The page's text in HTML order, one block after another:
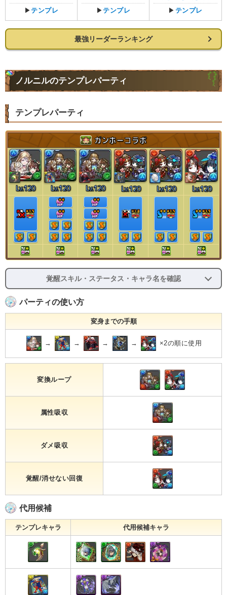
▶テンプレ
▶テンプレ
▶ テンプレ
最強リーダーランキング
ノルニルのテンプレパーティ
テンプレパーティ
ガンホーコラボ
Lv.120 Lv.120 Lv.120 Lv.120 Lv.120 Lv.120
覚醒スキル・ステータス・キャラ名を確認
パーティの使い方
変身までの手順
→ → → → ×2の順に使用
変換ループ
属性吸収
ダメ吸収
覚醒/消せない回復
代用候補
テンプレキャラ 代用候補キャラ